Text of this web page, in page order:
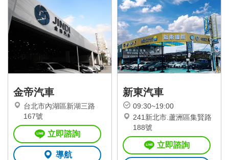
金帝汽車
台北市內湖區新湖三路
167號
立即諮詢
導航
新東汽車
09:30~19:00
241新北市.蘆洲區集賢路
188號
立即諮詢